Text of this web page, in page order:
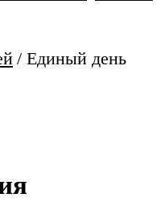
/ Единый день